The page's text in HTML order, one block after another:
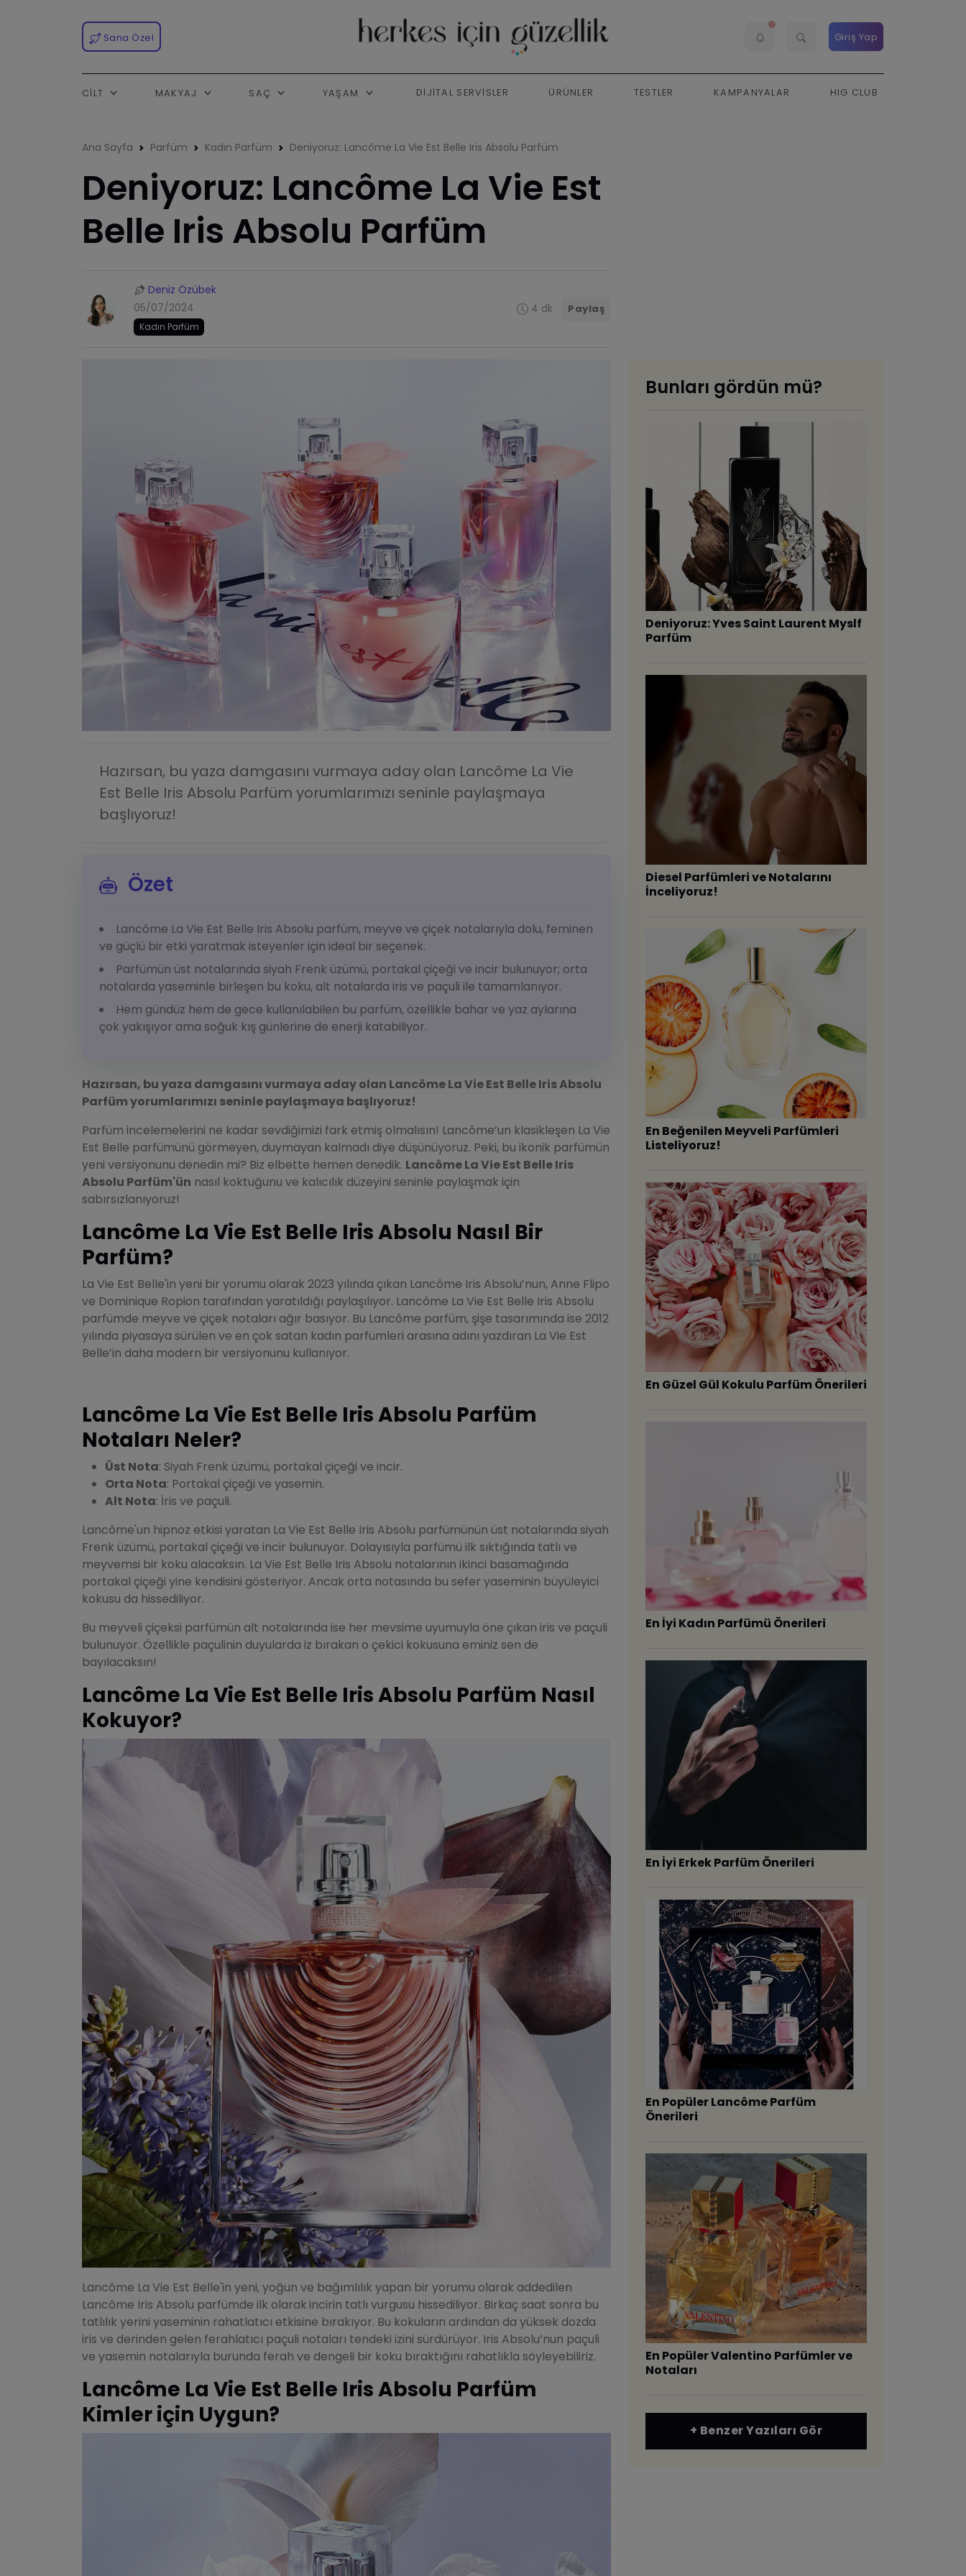
Sana Özel Giriş Yap
CILT MAKYAJ SAÇ YAŞAM DIJITAL SERVISLER ÜRÜNLER TESTLER KAMPANYALAR HIG CLUB
Ana Sayfa Parfüm Kadın Parfüm Deniyoruz: Lancôme La Vie Est Belle Iris Absolu Parfüm
Deniyoruz: Lancôme La Vie Est
Belle Iris Absolu Parfüm
Deniz Özübek
05/07/2024
Kadın Parfüm
4 dk Paylaş
Hazırsan, bu yaza damgasını vurmaya aday olan Lancôme La Vie
Est Belle Iris Absolu Parfüm yorumlarımızı seninle paylaşmaya
başlıyoruz!
Özet
Lancôme La Vie Est Belle Iris Absolu parfüm, meyve ve çiçek notalarıyla dolu, feminen
ve güçlü bir etki yaratmak isteyenler için ideal bir seçenek.
Parfümün üst notalarında siyah Frenk üzümü, portakal çiçeği ve incir bulunuyor; orta
notalarda yaseminle birleşen bu koku, alt notalarda iris ve paçuli ile tamamlanıyor.
Hem gündüz hem de gece kullanılabilen bu parfüm, özellikle bahar ve yaz aylarına
çok yakışıyor ama soğuk kış günlerine de enerji katabiliyor.
Hazırsan, bu yaza damgasını vurmaya aday olan Lancôme La Vie Est Belle Iris Absolu
Parfüm yorumlarımızı seninle paylaşmaya başlıyoruz!
Parfüm incelemelerini ne kadar sevdiğimizi fark etmiş olmalısın! Lancôme’un klasikleşen La Vie
Est Belle parfümünü görmeyen, duymayan kalmadı diye düşünüyoruz. Peki, bu ikonik parfümün
yeni versiyonunu denedin mi? Biz elbette hemen denedik. Lancôme La Vie Est Belle Iris
Absolu Parfüm'ün nasıl koktuğunu ve kalıcılık düzeyini seninle paylaşmak için
sabırsızlanıyoruz!
Lancôme La Vie Est Belle Iris Absolu Nasıl Bir
Parfüm?
La Vie Est Belle'in yeni bir yorumu olarak 2023 yılında çıkan Lancôme Iris Absolu’nun, Anne Flipo
ve Dominique Ropion tarafından yaratıldığı paylaşılıyor. Lancôme La Vie Est Belle Iris Absolu
parfümde meyve ve çiçek notaları ağır basıyor. Bu Lancôme parfüm, şişe tasarımında ise 2012
yılında piyasaya sürülen ve en çok satan kadın parfümleri arasına adını yazdıran La Vie Est
Belle’in daha modern bir versiyonunu kullanıyor.
Lancôme La Vie Est Belle Iris Absolu Parfüm
Notaları Neler?
Üst Nota: Siyah Frenk üzümü, portakal çiçeği ve incir.
Orta Nota: Portakal çiçeği ve yasemin.
Alt Nota: İris ve paçuli.
Lancôme'un hipnoz etkisi yaratan La Vie Est Belle Iris Absolu parfümünün üst notalarında siyah
Frenk üzümü, portakal çiçeği ve incir bulunuyor. Dolayısıyla parfümü ilk sıktığında tatlı ve
meyvemsi bir koku alacaksın. La Vie Est Belle Iris Absolu notalarının ikinci basamağında
portakal çiçeği yine kendisini gösteriyor. Ancak orta notasında bu sefer yaseminin büyüleyici
kokusu da hissediliyor.
Bu meyveli çiçeksi parfümün alt notalarında ise her mevsime uyumuyla öne çıkan iris ve paçuli
bulunuyor. Özellikle paçulinin duyularda iz bırakan o çekici kokusuna eminiz sen de
bayılacaksın!
Lancôme La Vie Est Belle Iris Absolu Parfüm Nasıl
Kokuyor?
Lancôme La Vie Est Belle'in yeni, yoğun ve bağımlılık yapan bir yorumu olarak addedilen
Lancôme Iris Absolu parfümde ilk olarak incirin tatlı vurgusu hissediliyor. Birkaç saat sonra bu
tatlılık yerini yaseminin rahatlatıcı etkisine bırakıyor. Bu kokuların ardından da yüksek dozda
iris ve derinden gelen ferahlatıcı paçuli notaları tendeki izini sürdürüyor. Iris Absolu’nun paçuli
ve yasemin notalarıyla burunda ferah ve dengeli bir koku bıraktığını rahatlıkla söyleyebiliriz.
Lancôme La Vie Est Belle Iris Absolu Parfüm
Kimler için Uygun?
Bunları gördün mü?
Deniyoruz: Yves Saint Laurent Myslf
Parfüm
Diesel Parfümleri ve Notalarını
İnceliyoruz!
En Beğenilen Meyveli Parfümleri
Listeliyoruz!
En Güzel Gül Kokulu Parfüm Önerileri
En İyi Kadın Parfümü Önerileri
En İyi Erkek Parfüm Önerileri
En Popüler Lancôme Parfüm
Önerileri
En Popüler Valentino Parfümler ve
Notaları
+ Benzer Yazıları Gör